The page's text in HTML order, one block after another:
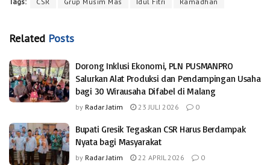
Related Posts
Dorong Inklusi Ekonomi, PLN PUSMANPRO
Salurkan Alat Produksi dan Pendampingan Usaha
bagi 30 Wirausaha Difabel di Malang
by Radar Jatim 23 JULI 2026 0
Bupati Gresik Tegaskan CSR Harus Berdampak
Nyata bagi Masyarakat
by Radar Jatim 22 APRIL 2026 0